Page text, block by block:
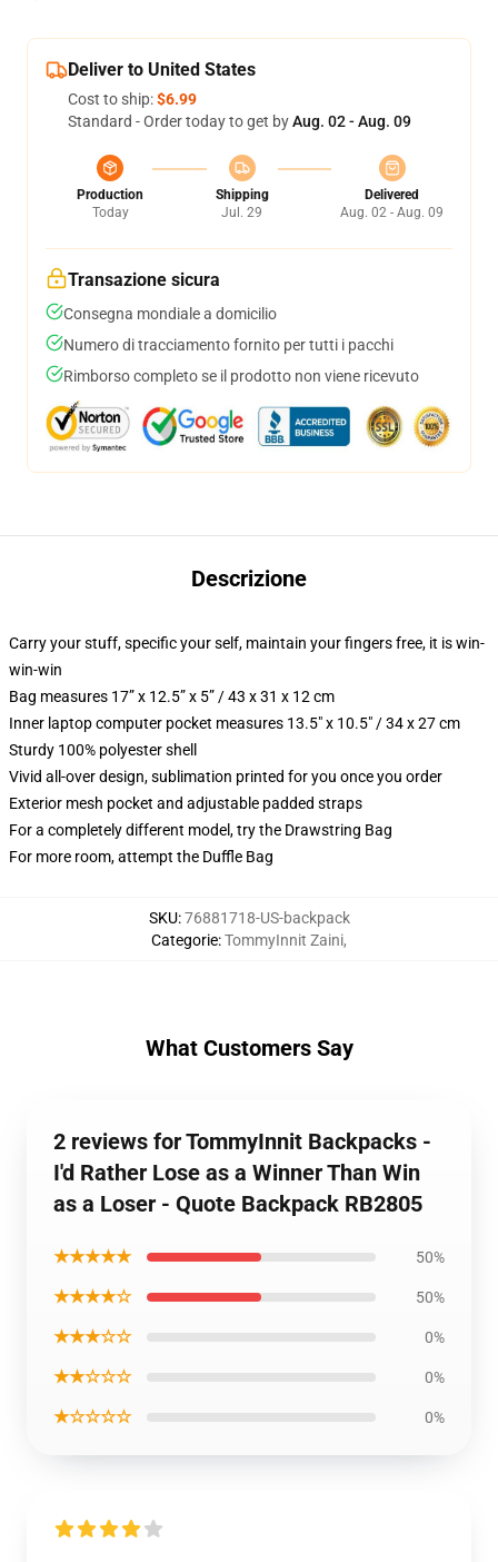
Deliver to United States
Cost to ship:$6.99
Standard - Order today to get byAug. 02 - Aug. 09
Production
Today
Shipping
Jul. 29
Delivered
Aug. 02 - Aug. 09
Transazione sicura
Consegna mondiale a domicilio
Numero di tracciamento fornito per tutti i pacchi
Rimborso completo se il prodotto non viene ricevuto
Descrizione
Carry your stuff, specific your self, maintain your fingers free, it is win-
win-win
Bag measures 17” x 12.5” x 5” / 43 x 31 x 12 cm
Inner laptop computer pocket measures 13.5" x 10.5" / 34 x 27 cm
Sturdy 100% polyester shell
Vivid all-over design, sublimation printed for you once you order
Exterior mesh pocket and adjustable padded straps
For a completely different model, try the Drawstring Bag
For more room, attempt the Duffle Bag
SKU:76881718-US-backpack
Categorie:TommyInnit Zaini,
What Customers Say
2 reviews for TommyInnit Backpacks -
I'd Rather Lose as a Winner Than Win
as a Loser - Quote Backpack RB2805
★★★★★ 50%
★★★★☆ 50%
★★★☆☆ 0%
★★☆☆☆ 0%
★☆☆☆☆ 0%